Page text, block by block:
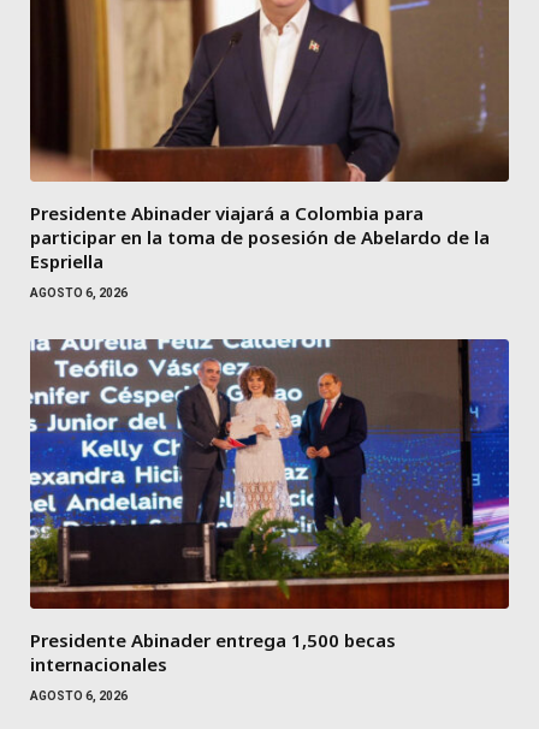
Presidente Abinader viajará a Colombia para
participar en la toma de posesión de Abelardo de la
Espriella
AGOSTO 6, 2026
Presidente Abinader entrega 1,500 becas
internacionales
AGOSTO 6, 2026